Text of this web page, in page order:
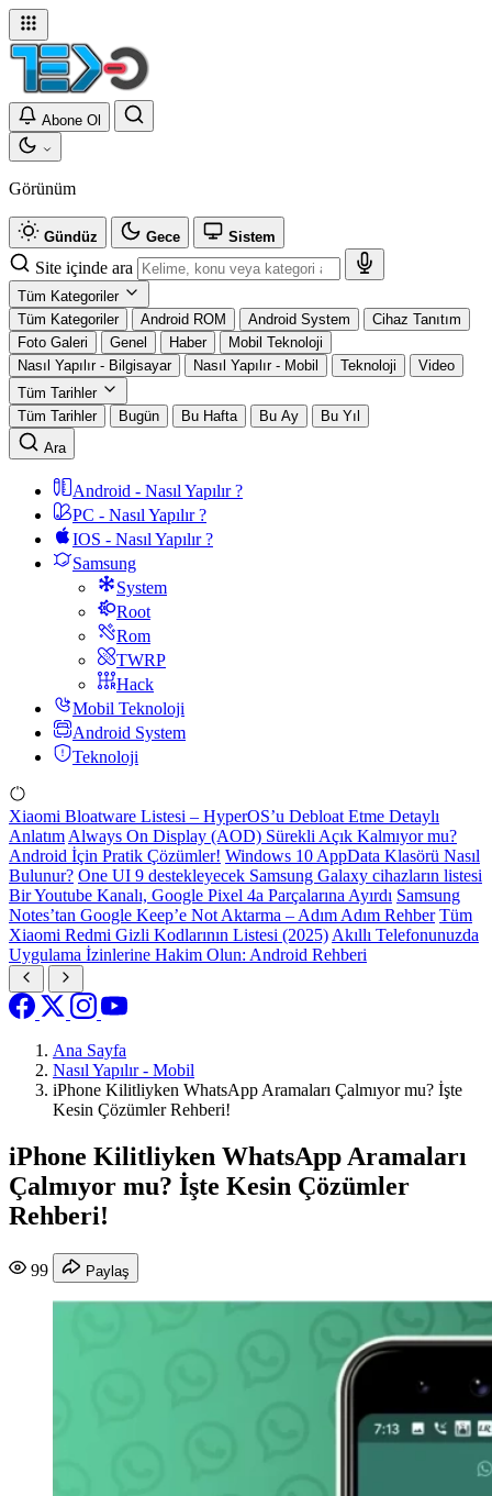
Abone Ol
Görünüm
Gündüz Gece Sistem
Site içinde ara
Tüm Kategoriler
Tüm Kategoriler
Android ROM Android System
Cihaz Tanıtım
Foto Galeri
Genel Haber
Mobil Teknoloji
Nasıl Yapılır - Bilgisayar
Nasıl Yapılır - Mobil Teknoloji
Video
Tüm Tarihler
Tüm Tarihler
Bugün Bu Hafta Bu Ay
Bu Yıl
Ara
Android - Nasıl Yapılır ?
PC - Nasıl Yapılır ?
IOS - Nasıl Yapılır ?
Samsung
System
Root
Rom
TWRP
Hack
Mobil Teknoloji
Android System
Teknoloji
Xiaomi Bloatware Listesi – HyperOS’u Debloat Etme Detaylı
Anlatım Always On Display (AOD) Sürekli Açık Kalmıyor mu?
Android İçin Pratik Çözümler! Windows 10 AppData Klasörü Nasıl
Bulunur? One UI 9 destekleyecek Samsung Galaxy cihazların listesi
Bir Youtube Kanalı, Google Pixel 4a Parçalarına Ayırdı Samsung
Notes’tan Google Keep’e Not Aktarma – Adım Adım Rehber Tüm
Xiaomi Redmi Gizli Kodlarının Listesi (2025) Akıllı Telefonunuzda
Uygulama İzinlerine Hakim Olun: Android Rehberi
Ana Sayfa
Nasıl Yapılır - Mobil
iPhone Kilitliyken WhatsApp Aramaları Çalmıyor mu? İşte
Kesin Çözümler Rehberi!
iPhone Kilitliyken WhatsApp Aramaları
Çalmıyor mu? İşte Kesin Çözümler
Rehberi!
99 Paylaş